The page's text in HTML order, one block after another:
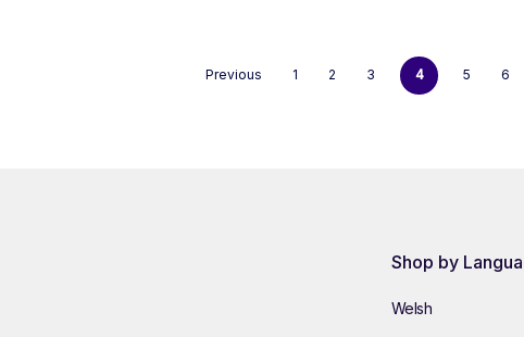
Previous 1 2 3 4 5 6
Shop by
Welsh